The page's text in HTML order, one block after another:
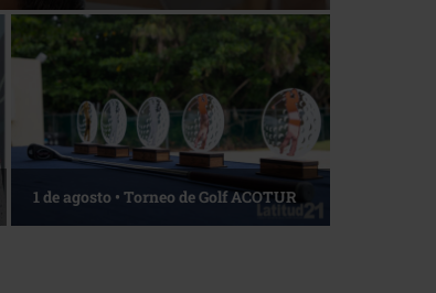
1 de agosto • Torneo de Golf ACOTUR